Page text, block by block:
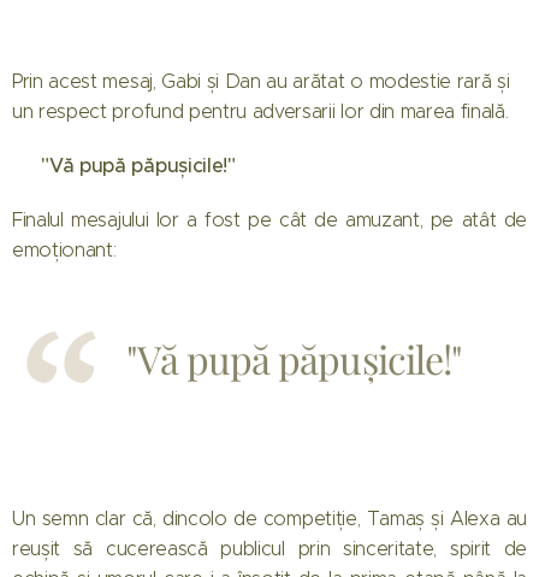
Prin acest mesaj, Gabi și Dan au arătat o modestie rară și
un respect profund pentru adversarii lor din marea finală.
💖 "Vă pupă păpușicile!"
Finalul mesajului lor a fost pe cât de amuzant, pe atât de
emoționant:
"Vă pupă păpușicile!"
Un semn clar că, dincolo de competiție, Tamaș și Alexa au
reușit să cucerească publicul prin sinceritate, spirit de